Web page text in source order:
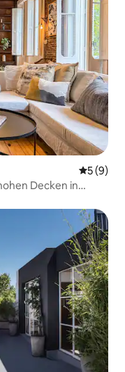
5 (9)
Decken in